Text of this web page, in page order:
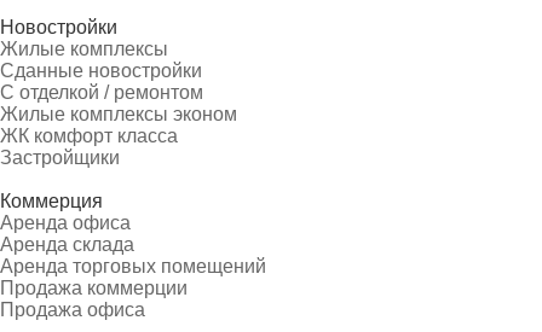
Новостройки
Жилые комплексы
Сданные новостройки
С отделкой / ремонтом
Жилые комплексы эконом
ЖК комфорт класса
Застройщики
Коммерция
Аренда офиса
Аренда склада
Аренда торговых помещений
Продажа коммерции
Продажа офиса